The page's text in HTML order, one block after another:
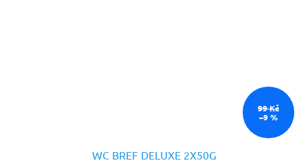
99 Kč
–9 %
WC BREF DELUXE 2X50G